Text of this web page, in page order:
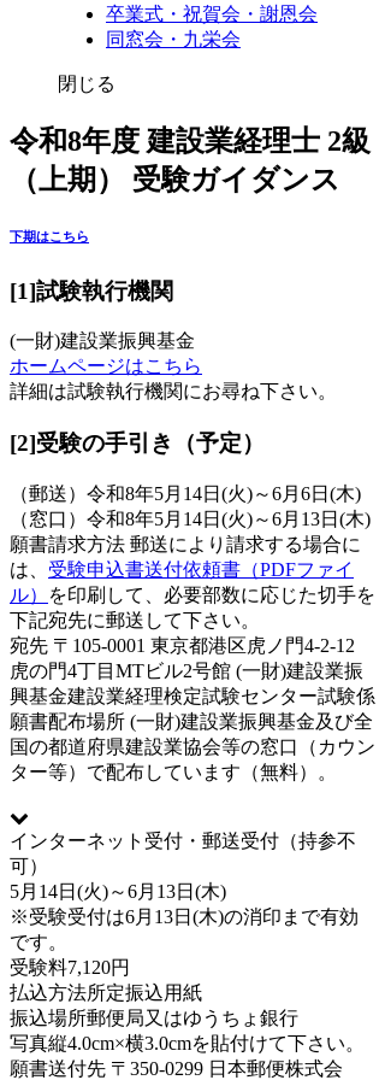
卒業式・祝賀会・謝恩会
同窓会・九栄会
閉じる
令和8年度 建設業経理士 2級
（上期） 受験ガイダンス
下期はこちら
[1]試験執行機関
(一財)建設業振興基金
ホームページはこちら
詳細は試験執行機関にお尋ね下さい。
[2]受験の手引き（予定）
（郵送）令和8年5月14日(火)～6月6日(木)
（窓口）令和8年5月14日(火)～6月13日(木)
願書請求方法 郵送により請求する場合に
は、 受験申込書送付依頼書（PDFファイ
ル）
を印刷して、必要部数に応じた切手を
下記宛先に郵送して下さい。
宛先 〒105-0001 東京都港区虎ノ門4-2-12
虎の門4丁目MTビル2号館 (一財)建設業振
興基金建設業経理検定試験センター試験係
願書配布場所 (一財)建設業振興基金及び全
国の都道府県建設業協会等の窓口（カウン
ター等）で配布しています（無料）。
インターネット受付・郵送受付（持参不
可）
5月14日(火)～6月13日(木)
※受験受付は6月13日(木)の消印まで有効
です。
受験料7,120円
払込方法所定振込用紙
振込場所郵便局又はゆうちょ銀行
写真縦4.0cm×横3.0cmを貼付けて下さい。
願書送付先 〒350-0299 日本郵便株式会